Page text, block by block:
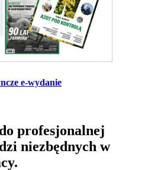
e-wydanie
profesjonalnej
niezbędnych w